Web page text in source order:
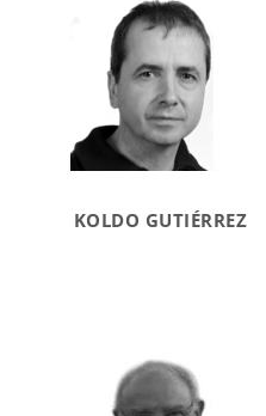
KOLDO GUTIÉRREZ